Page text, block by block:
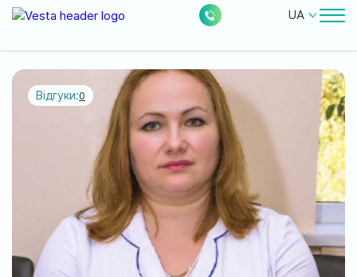
UA
Лікарі
Безкоштовні послуги
Відгуки:0